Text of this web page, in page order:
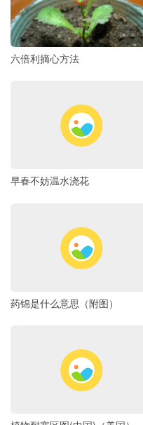
六倍利摘心方法
早春不妨温水浇花
药锦是什么意思（附图）